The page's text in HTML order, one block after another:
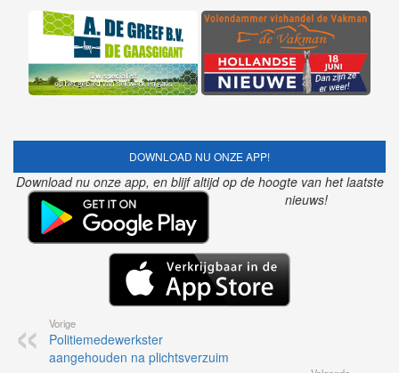
DOWNLOAD NU ONZE APP!
Download nu onze app, en blijf altijd op de hoogte van het laatste
nieuws!
Vorige
Politiemedewerkster
aangehouden na plichtsverzuim